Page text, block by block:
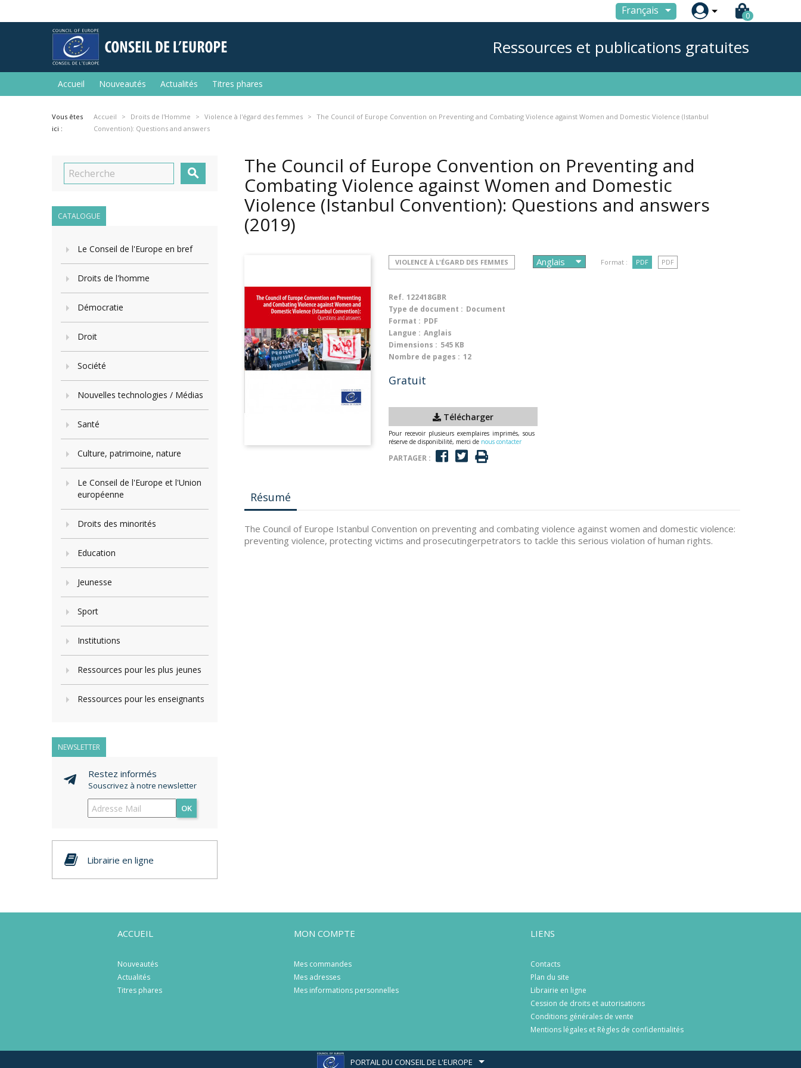
Français  0
Ressources et publications gratuites
Accueil Nouveautés Actualités Titres phares
Vous êtes
ici :
Accueil Droits de l'Homme Violence à l'égard des femmes
The Council of Europe Convention on Preventing and Combating Violence against Women and Domestic Violence (Istanbul
Convention): Questions and answers

CATALOGUE
Le Conseil de l'Europe en bref
Droits de l'homme
Démocratie
Droit
Société
Nouvelles technologies / Médias
Santé
Culture, patrimoine, nature
Le Conseil de l'Europe et l'Union
européenne
Droits des minorités
Education
Jeunesse
Sport
Institutions
Ressources pour les plus jeunes
Ressources pour les enseignants
NEWSLETTER
Restez informés
Souscrivez à notre newsletter
OK
Librairie en ligne
The Council of Europe Convention on Preventing and
Combating Violence against Women and Domestic
Violence (Istanbul Convention): Questions and answers
(2019)
VIOLENCE À L'ÉGARD DES FEMMES Format : PDF PDF
Ref. 122418GBR
Type de document : Document
Format : PDF
Langue : Anglais
Dimensions : 545 KB
Nombre de pages : 12
Gratuit
Télécharger
Pour recevoir plusieurs exemplaires imprimés, sous
réserve de disponibilité, merci de nous contacter
PARTAGER :
Résumé
The Council of Europe Istanbul Convention on preventing and combating violence against women and domestic violence:
preventing violence, protecting victims and prosecutingerpetrators to tackle this serious violation of human rights.
ACCUEIL
Nouveautés
Actualités
Titres phares
MON COMPTE
Mes commandes
Mes adresses
Mes informations personnelles
LIENS
Contacts
Plan du site
Librairie en ligne
Cession de droits et autorisations
Conditions générales de vente
Mentions légales et Règles de confidentialités
PORTAIL DU CONSEIL DE L'EUROPE